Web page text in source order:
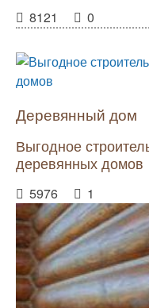
8121
0
Деревянный дом
Выгодное
деревянных домов
5976 1